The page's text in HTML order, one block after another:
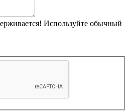
Используйте обычный